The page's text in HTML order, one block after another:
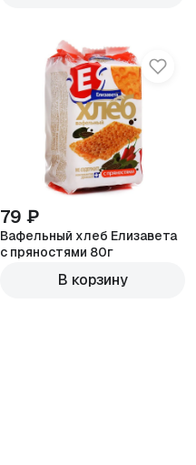
79 ₽
Вафельный хлеб Елизавета
с пряностями 80г
В корзину